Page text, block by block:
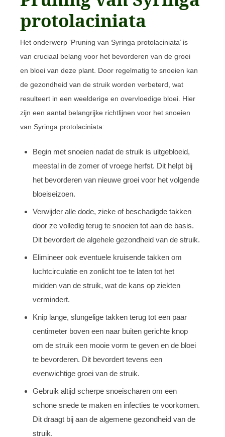
protolaciniata
Het onderwerp ‘Pruning van Syringa protolaciniata’ is
van cruciaal belang voor het bevorderen van de groei
en bloei van deze plant. Door regelmatig te snoeien kan
de gezondheid van de struik worden verbeterd, wat
resulteert in een weelderige en overvloedige bloei. Hier
zijn een aantal belangrijke richtlijnen voor het snoeien
van Syringa protolaciniata:
Begin met snoeien nadat de struik is uitgebloeid,
meestal in de zomer of vroege herfst. Dit helpt bij
het bevorderen van nieuwe groei voor het volgende
bloeiseizoen.
Verwijder alle dode, zieke of beschadigde takken
door ze volledig terug te snoeien tot aan de basis.
Dit bevordert de algehele gezondheid van de struik.
Elimineer ook eventuele kruisende takken om
luchtcirculatie en zonlicht toe te laten tot het
midden van de struik, wat de kans op ziekten
vermindert.
Knip lange, slungelige takken terug tot een paar
centimeter boven een naar buiten gerichte knop
om de struik een mooie vorm te geven en de bloei
te bevorderen. Dit bevordert tevens een
evenwichtige groei van de struik.
Gebruik altijd scherpe snoeischaren om een
schone snede te maken en infecties te voorkomen.
Dit draagt bij aan de algemene gezondheid van de
struik.